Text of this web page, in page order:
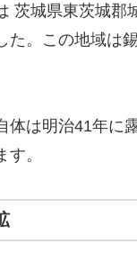
茨城県東茨城郡
た。この地域は
体は明治41年に
す。